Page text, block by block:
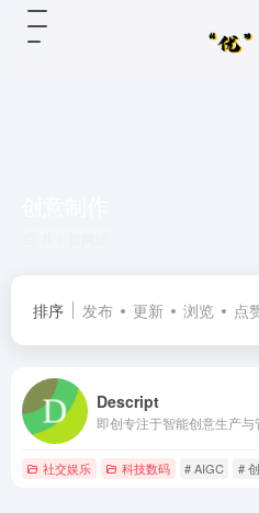
排序 发布 更新 浏览 点
Descript
社交娱乐 科技数码 # AIGC #